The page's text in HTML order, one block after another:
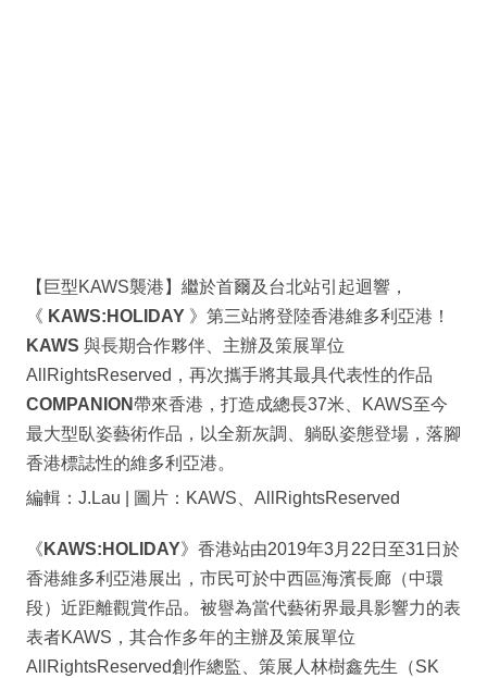
【巨型KAWS襲港】繼於首爾及台北站引起迴響，
《 KAWS:HOLIDAY 》­­­­第三站將登陸香港維多利亞港！
KAWS 與長期合作夥伴、主辦及策展單位
AllRightsReserved，再次攜手將其最具代表性的作品
COMPANION帶來香港，打造成總長37米、KAWS至今
最大型臥姿藝術作品，以全新灰調、躺臥姿態登場，落腳
香港標誌性的維多利亞港。
編輯：J.Lau | 圖片：KAWS、AllRightsReserved
《 KAWS:HOLIDAY》香港站由2019年3月22日至31日於
香港維多利亞港展出，市民可於中西區海濱長廊（中環
段）近距離觀賞作品。被譽為當代藝術界最具影響力的表
表者KAWS，其合作多年的主辦及策展單位
AllRightsReserved創作總監、策展人林樹鑫先生（SK